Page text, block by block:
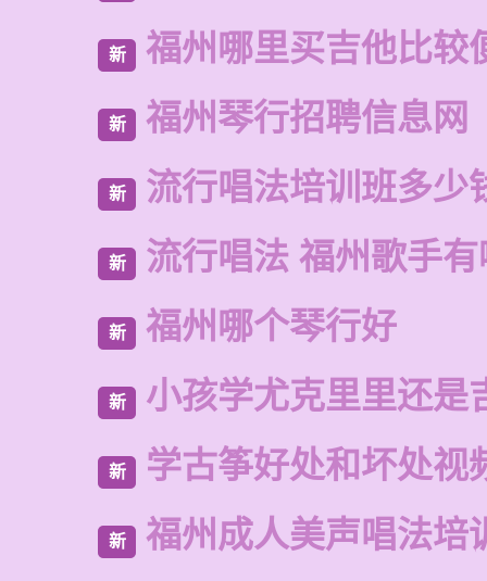
新 福州哪里买吉他比较
新 福州琴行招聘信息网
新 流行唱法培训班多少
新 流行唱法 福州歌手
新 福州哪个琴行好
新 小孩学尤克里里还是
新 学古筝好处和坏处视
新 福州成人美声唱法培